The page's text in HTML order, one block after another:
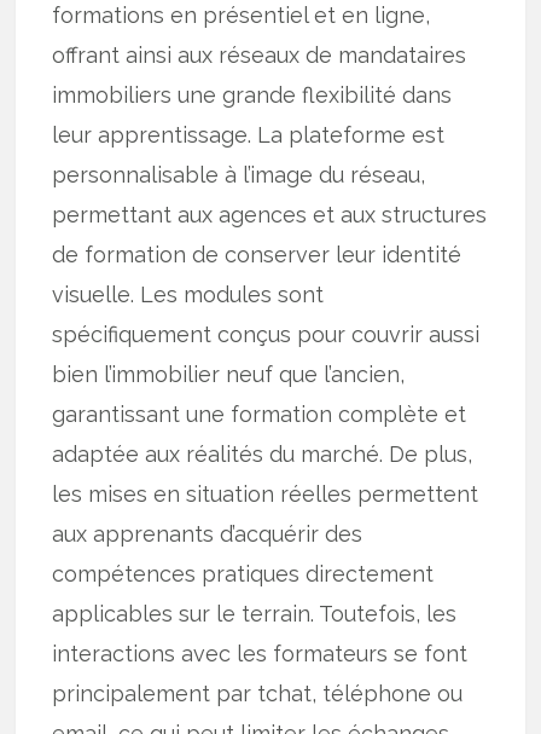
formations en présentiel et en ligne,
offrant ainsi aux réseaux de mandataires
immobiliers une grande flexibilité dans
leur apprentissage. La plateforme est
personnalisable à l’image du réseau,
permettant aux agences et aux structures
de formation de conserver leur identité
visuelle. Les modules sont
spécifiquement conçus pour couvrir aussi
bien l’immobilier neuf que l’ancien,
garantissant une formation complète et
adaptée aux réalités du marché. De plus,
les mises en situation réelles permettent
aux apprenants d’acquérir des
compétences pratiques directement
applicables sur le terrain. Toutefois, les
interactions avec les formateurs se font
principalement par tchat, téléphone ou